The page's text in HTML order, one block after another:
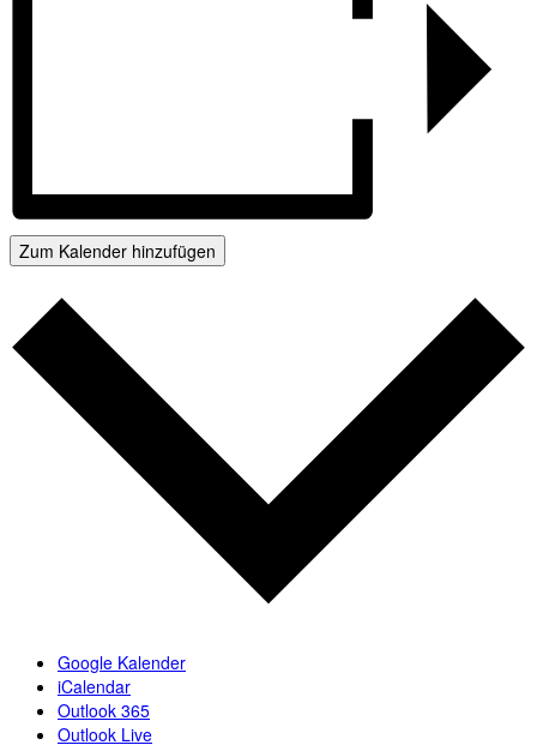
Zum Kalender hinzufügen
Google Kalender
iCalendar
Outlook 365
Outlook Live